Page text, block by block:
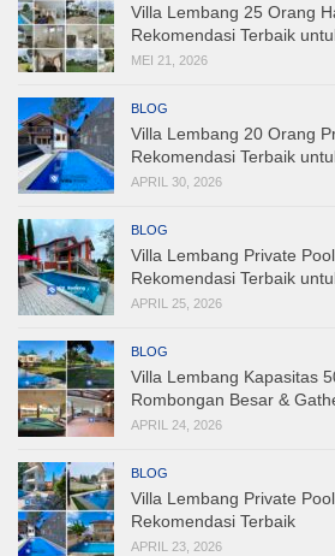
Villa Lembang 25 Orang
Rekomendasi Terbaik
MEI 21, 2026
BLOG
Villa Lembang 20 Orang
Rekomendasi Terbaik
APRIL 30, 2026
BLOG
Villa Lembang Private
Rekomendasi Terbaik
APRIL 25, 2026
BLOG
Villa Lembang Kapasitas
Rombongan Besar &
APRIL 24, 2026
BLOG
Villa Lembang Private
Rekomendasi Terbaik
APRIL 23, 2026